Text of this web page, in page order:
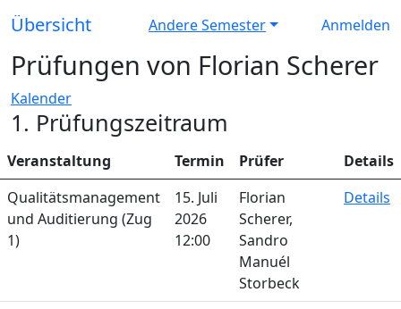
Übersicht Andere Semester Anmelden
Prüfungen von Florian Scherer
Kalender
1. Prüfungszeitraum
Veranstaltung Termin Prüfer
Details
Qualitätsmanagement
und Auditierung (Zug
1)
15. Juli
2026
12:00
Florian
Scherer,
Sandro
Manuél
Storbeck
Details